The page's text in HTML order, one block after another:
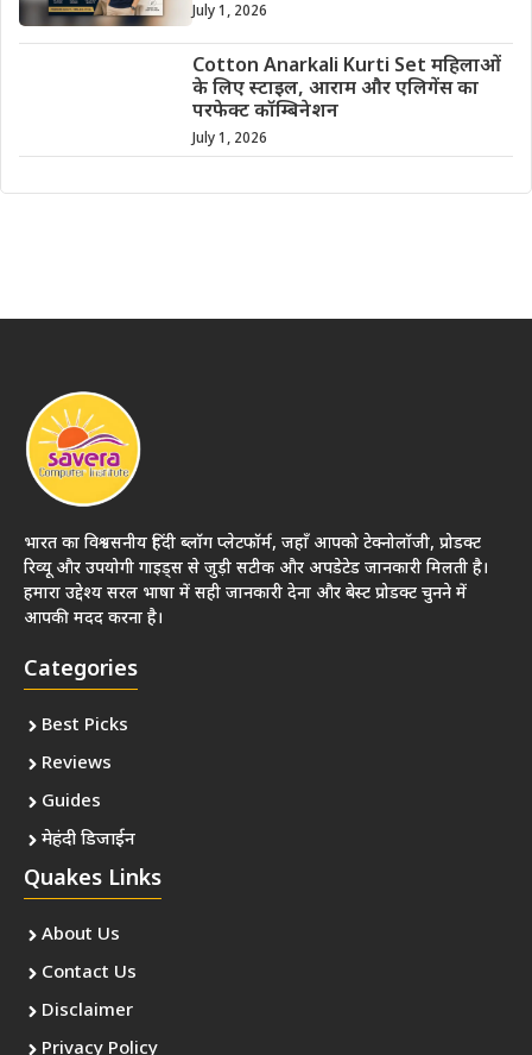
July 1, 2026
Cotton Anarkali Kurti Set महिलाओं
के लिए स्टाइल, आराम और एलिगेंस का
परफेक्ट कॉम्बिनेशन
July 1, 2026
भारत का विश्वसनीय हिंदी ब्लॉग प्लेटफॉर्म, जहाँ आपको टेक्नोलॉजी, प्रोडक्ट
रिव्यू और उपयोगी गाइड्स से जुड़ी सटीक और अपडेटेड जानकारी मिलती है।
हमारा उद्देश्य सरल भाषा में सही जानकारी देना और बेस्ट प्रोडक्ट चुनने में
आपकी मदद करना है।
Categories
Best Picks
Reviews
Guides
मेहंदी डिजाईन
Quakes Links
About Us
Contact Us
Disclaimer
Privacy Policy